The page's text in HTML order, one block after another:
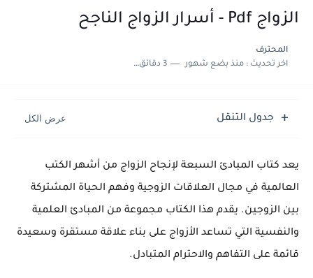
الزواج Pdf - أسرار الزواج الناجح
المحترف
اخر تحديث :منذ بضع شهور 3 دقائق للقراءة
جدول التنقل
يعد كتاب المبادئ السبعة لإنجاح الزواج من أشهر الكتب
العالمية في مجال العلاقات الزوجية وفهم الحياة المشتركة
بين الزوجين. يقدم هذا الكتاب مجموعة من المبادئ العلمية
والنفسية التي تساعد الأزواج على بناء علاقة مستقرة وسعيدة
قائمة على التفاهم والاحترام المتبادل.